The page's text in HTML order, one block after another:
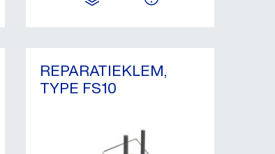
REPARATIEKLEM,
TYPE FS10